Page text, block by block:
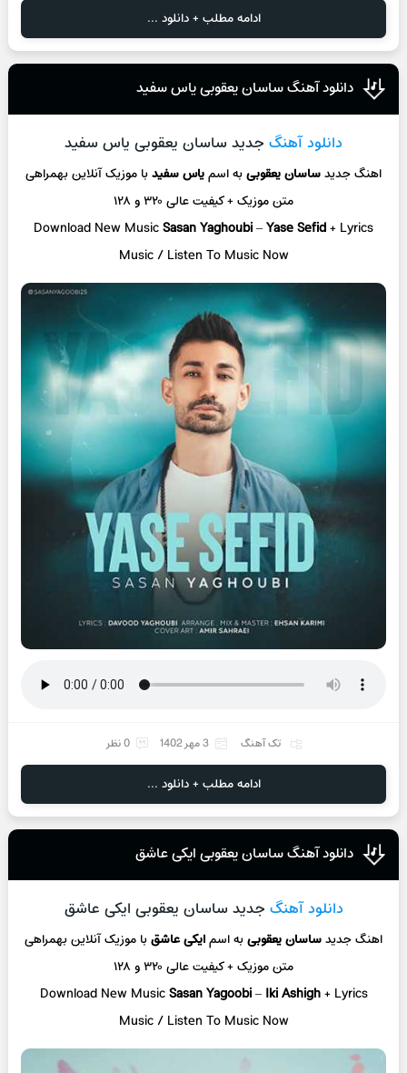
ادامه مطلب + دانلود ...
دانلود آهنگ ساسان یعقوبی یاس سفید
دانلود آهنگ جدید ساسان یعقوبی یاس سفید
اهنگ جدیدساسان یعقوبیبه اسمیاس سفیدبا موزیک آنلاینبهمراهی
متن موزیک + کیفیت عالی ۳۲۰ و ۱۲۸
Download New MusicSasan Yaghoubi–Yase Sefid+ Lyrics
Music / Listen To Music Now
تک آهنگ 3 مهر 1402 0 نظر
ادامه مطلب + دانلود ...
دانلود آهنگ ساسان یعقوبی ایکی عاشق
دانلود آهنگ جدید ساسان یعقوبی ایکی عاشق
اهنگ جدیدساسان یعقوبیبه اسمایکی عاشقبا موزیک آنلاینبهمراهی
متن موزیک + کیفیت عالی ۳۲۰ و ۱۲۸
Download New MusicSasan Yagoobi–Iki Ashigh+ Lyrics
Music / Listen To Music Now